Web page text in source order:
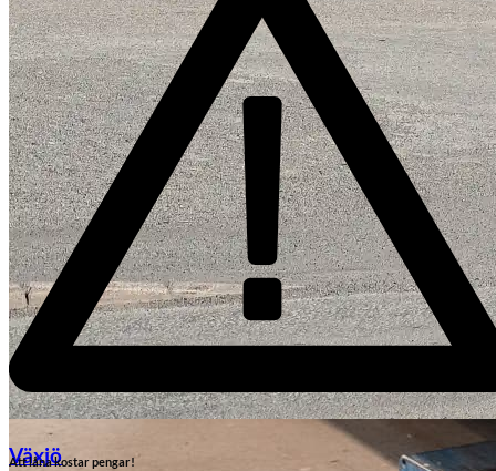
Växjö
Att låna kostar pengar!